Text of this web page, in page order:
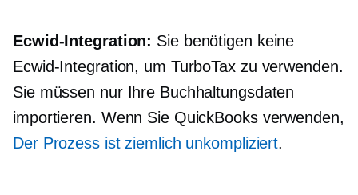
Ecwid-Integration: Sie benötigen keine
Ecwid-Integration, um TurboTax zu verwenden.
Sie müssen nur Ihre Buchhaltungsdaten
importieren. Wenn Sie QuickBooks verwenden,
Der Prozess ist ziemlich unkompliziert.